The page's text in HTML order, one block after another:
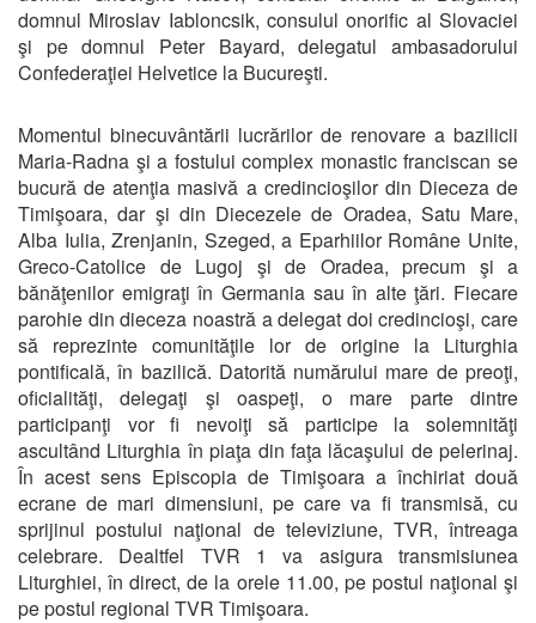
domnul Miroslav Iabloncsik, consulul onorific al Slovaciei
şi pe domnul Peter Bayard, delegatul ambasadorului
Confederaţiei Helvetice la Bucureşti.
Momentul binecuvântării lucrărilor de renovare a bazilicii
Maria-Radna şi a fostului complex monastic franciscan se
bucură de atenţia masivă a credincioşilor din Dieceza de
Timişoara, dar şi din Diecezele de Oradea, Satu Mare,
Alba Iulia, Zrenjanin, Szeged, a Eparhiilor Române Unite,
Greco-Catolice de Lugoj şi de Oradea, precum şi a
bănăţenilor emigraţi în Germania sau în alte ţări. Fiecare
parohie din dieceza noastră a delegat doi credincioşi, care
să reprezinte comunităţile lor de origine la Liturghia
pontificală, în bazilică. Datorită numărului mare de preoţi,
oficialităţi, delegaţi şi oaspeţi, o mare parte dintre
participanţi vor fi nevoiţi să participe la solemnităţi
ascultând Liturghia în piaţa din faţa lăcaşului de pelerinaj.
În acest sens Episcopia de Timişoara a închiriat două
ecrane de mari dimensiuni, pe care va fi transmisă, cu
sprijinul postului naţional de televiziune, TVR, întreaga
celebrare. Dealtfel TVR 1 va asigura transmisiunea
Liturghiei, în direct, de la orele 11.00, pe postul naţional şi
pe postul regional TVR Timişoara.